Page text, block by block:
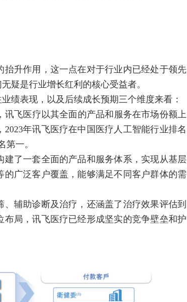
升作用，这一点在对于行业内已经处于领先
疑是行业增长红利的核心受益者。
表现，以及后续成长预期三个维度来看：
飞医疗以其全面的产品和服务在市场份额上
年讯飞医疗在中国医疗人工智能行业排名
第一。
了一套全面的产品和服务体系，实现从基层
广泛客户覆盖，能够满足不同客户群体的需
辅助诊断及治疗，还涵盖了治疗效果评估到
局，讯飞医疗已经形成坚实的竞争壁垒和护